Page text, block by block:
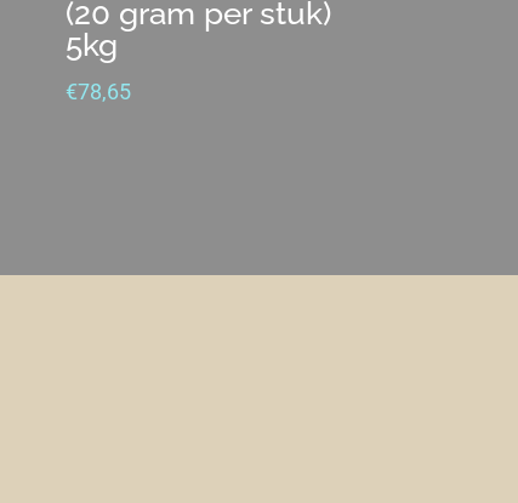
(20 gram per stuk)
5kg
€78,65